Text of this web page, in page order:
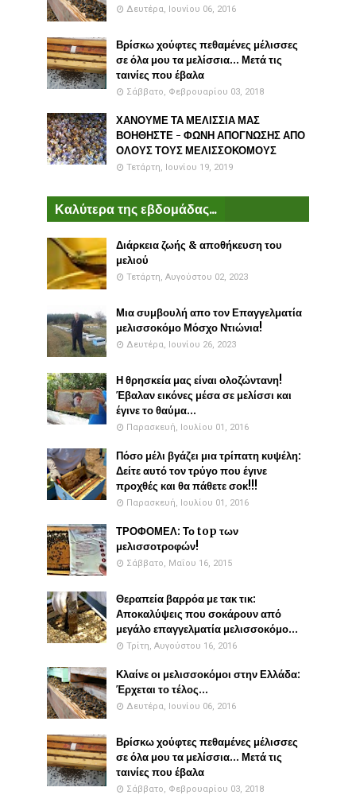
Δευτέρα, Ιουνίου 06, 2016
Βρίσκω χούφτες πεθαμένες μέλισσες
σε όλα μου τα μελίσσια... Μετά τις
ταινίες που έβαλα
Σάββατο, Φεβρουαρίου 03, 2018
ΧΑΝΟΥΜΕ ΤΑ ΜΕΛΙΣΣΙΑ ΜΑΣ
ΒΟΗΘΗΣΤΕ - ΦΩΝΗ ΑΠΟΓΝΩΣΗΣ ΑΠΟ
ΟΛΟΥΣ ΤΟΥΣ ΜΕΛΙΣΣΟΚΟΜΟΥΣ
Τετάρτη, Ιουνίου 19, 2019
Καλύτερα της εβδομάδας...
Διάρκεια ζωής & αποθήκευση του
μελιού
Τετάρτη, Αυγούστου 02, 2023
Μια συμβουλή απο τον Επαγγελματία
μελισσοκόμο Μόσχο Ντιώνια!
Δευτέρα, Ιουνίου 26, 2023
Η θρησκεία μας είναι ολοζώντανη!
Έβαλαν εικόνες μέσα σε μελίσσι και
έγινε το θαύμα...
Παρασκευή, Ιουλίου 01, 2016
Πόσο μέλι βγάζει μια τρίπατη κυψέλη:
Δείτε αυτό τον τρύγο που έγινε
προχθές και θα πάθετε σοκ!!!
Παρασκευή, Ιουλίου 01, 2016
ΤΡΟΦΟΜΕΛ: Το top των
μελισσοτροφών!
Σάββατο, Μαΐου 16, 2015
Θεραπεία βαρρόα με τακ τικ:
Αποκαλύψεις που σοκάρουν από
μεγάλο επαγγελματία μελισσοκόμο...
Τρίτη, Αυγούστου 16, 2016
Κλαίνε οι μελισσοκόμοι στην Ελλάδα:
Έρχεται το τέλος...
Δευτέρα, Ιουνίου 06, 2016
Βρίσκω χούφτες πεθαμένες μέλισσες
σε όλα μου τα μελίσσια... Μετά τις
ταινίες που έβαλα
Σάββατο, Φεβρουαρίου 03, 2018